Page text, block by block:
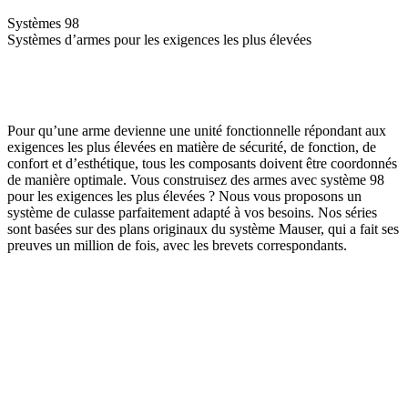
Systèmes 98
Systèmes d’armes pour les exigences les plus élevées
Pour qu’une arme devienne une unité fonctionnelle répondant aux
exigences les plus élevées en matière de sécurité, de fonction, de
confort et d’esthétique, tous les composants doivent être coordonnés
de manière optimale. Vous construisez des armes avec système 98
pour les exigences les plus élevées ? Nous vous proposons un
système de culasse parfaitement adapté à vos besoins. Nos séries
sont basées sur des plans originaux du système Mauser, qui a fait ses
preuves un million de fois, avec les brevets correspondants.